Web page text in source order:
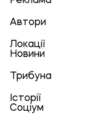
Автори
Локації
Новини
Трибуна
Історії
Соціум